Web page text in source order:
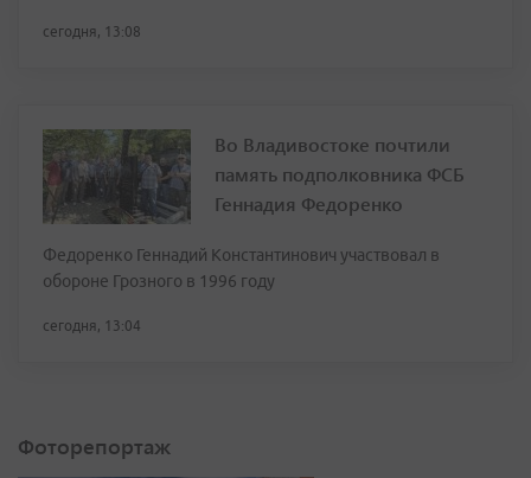
сегодня, 13:08
Во Владивостоке почтили
память подполковника ФСБ
Геннадия Федоренко
Федоренко Геннадий Константинович участвовал в
обороне Грозного в 1996 году
сегодня, 13:04
Фоторепортаж